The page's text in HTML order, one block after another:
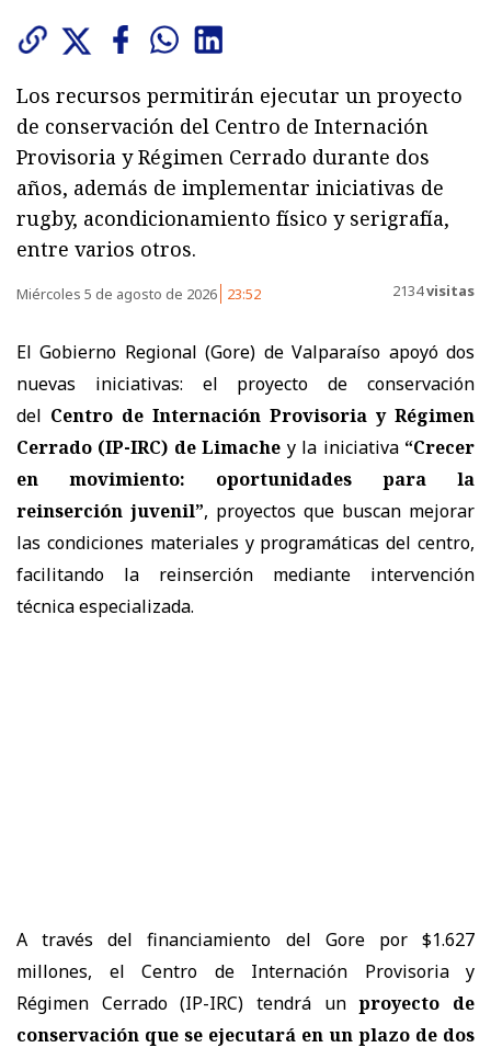
Los recursos permitirán ejecutar un proyecto
de conservación del Centro de Internación
Provisoria y Régimen Cerrado durante dos
años, además de implementar iniciativas de
rugby, acondicionamiento físico y serigrafía,
entre varios otros.
Miércoles 5 de agosto de 2026 23:52 2134visitas
El Gobierno Regional (Gore) de Valparaíso apoyó dos
nuevas iniciativas: el proyecto de conservación
del Centro de Internación Provisoria y Régimen
Cerrado (IP-IRC) de Limache y la iniciativa “Crecer
en movimiento: oportunidades para la
reinserción juvenil”, proyectos que buscan mejorar
las condiciones materiales y programáticas del centro,
facilitando la reinserción mediante intervención
técnica especializada.
A través del financiamiento del Gore por $1.627
millones, el Centro de Internación Provisoria y
Régimen Cerrado (IP-IRC) tendrá un proyecto de
conservación que se ejecutará en un plazo de dos